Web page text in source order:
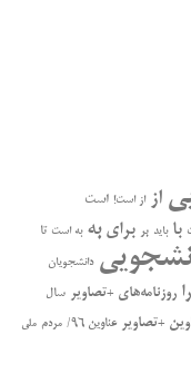
از از است! است
باید بر برای به به است تا
دانشجویان
روزنامه‌های +تصاویر سال
+تصاویر عناوین ۹۶/ مردم ملی